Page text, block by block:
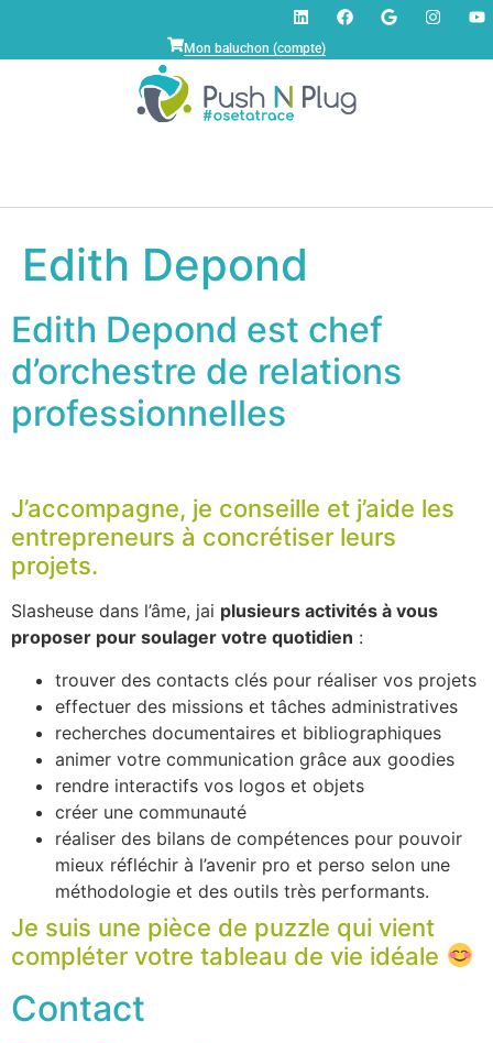
Mon baluchon (compte)
Edith Depond
Edith Depond est chef
d’orchestre de relations
professionnelles
J’accompagne, je conseille et j’aide les
entrepreneurs à concrétiser leurs
projets.
Slasheuse dans l’âme, jai plusieurs activités à vous
proposer pour soulager votre quotidien :
trouver des contacts clés pour réaliser vos projets
effectuer des missions et tâches administratives
recherches documentaires et bibliographiques
animer votre communication grâce aux goodies
rendre interactifs vos logos et objets
créer une communauté
réaliser des bilans de compétences pour pouvoir
mieux réfléchir à l’avenir pro et perso selon une
méthodologie et des outils très performants.
Je suis une pièce de puzzle qui vient
compléter votre tableau de vie idéale
Contact